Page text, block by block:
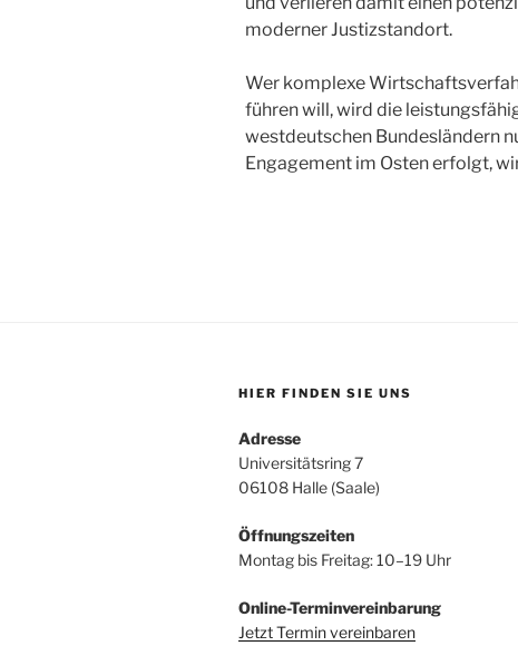
moderner Justizstandort.
Wer komplexe
führen will, wird die
westdeutschen Bundesländern
Engagement im Osten erfolgt,
HIER FINDEN SIE UNS
Adresse
Universitätsring 7
06108 Halle (Saale)
Öffnungszeiten
Montag bis Freitag: 10–19 Uhr
Online-Terminvereinbarung
Jetzt Termin vereinbaren